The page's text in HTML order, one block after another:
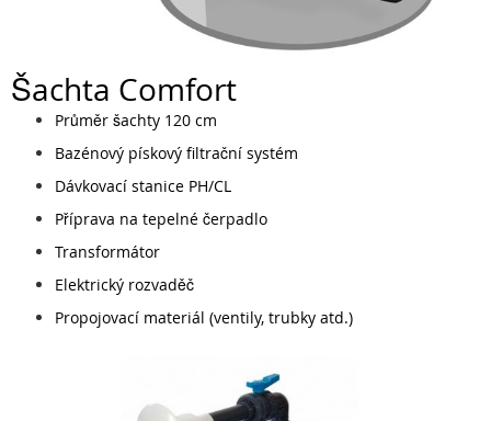
Šachta Comfort
Průměr šachty 120 cm
Bazénový pískový filtrační systém
Dávkovací stanice PH/CL
Příprava na tepelné čerpadlo
Transformátor
Elektrický rozvaděč
Propojovací materiál (ventily, trubky atd.)